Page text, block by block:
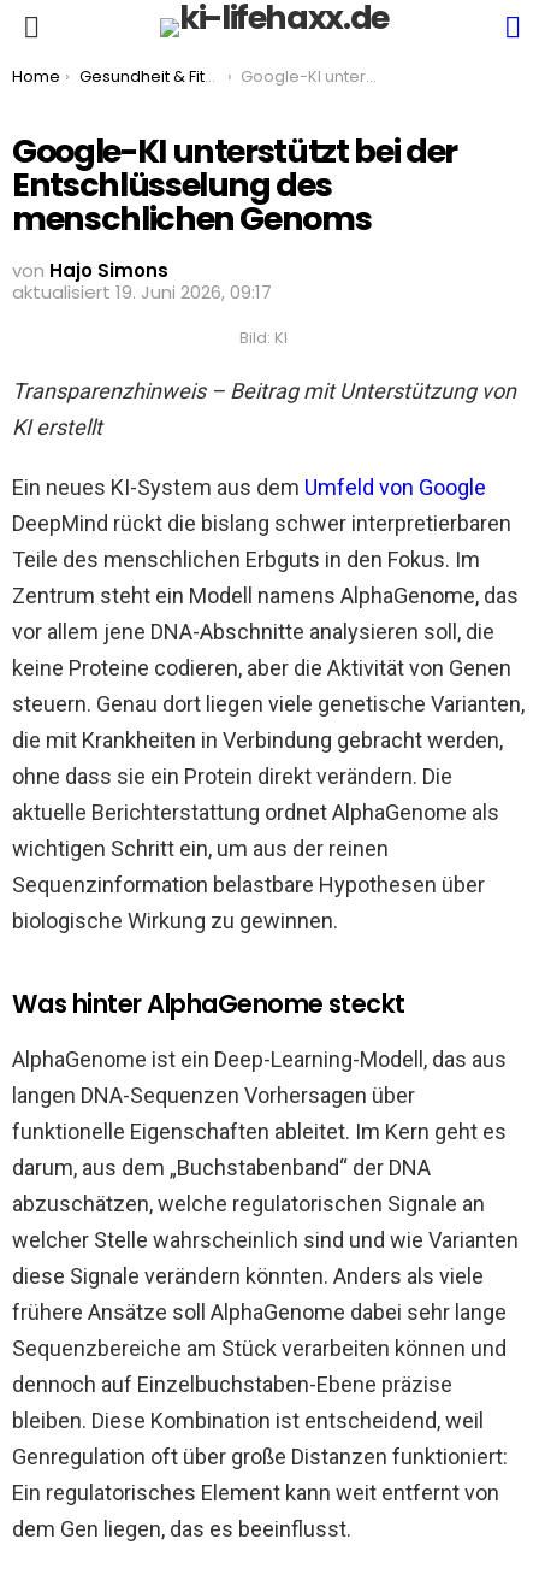
You are here:
Home Gesundheit & Fitness Google-KI unterstützt bei der Entschlüsselung des menschlichen Genoms
Google-KI unterstützt bei der
Entschlüsselung des
menschlichen Genoms
von Hajo Simons
aktualisiert 19. Juni 2026, 09:17
Bild: KI
Transparenzhinweis – Beitrag mit Unterstützung von
KI erstellt
Ein neues KI-System aus dem Umfeld von Google
DeepMind rückt die bislang schwer interpretierbaren
Teile des menschlichen Erbguts in den Fokus. Im
Zentrum steht ein Modell namens AlphaGenome, das
vor allem jene DNA-Abschnitte analysieren soll, die
keine Proteine codieren, aber die Aktivität von Genen
steuern. Genau dort liegen viele genetische Varianten,
die mit Krankheiten in Verbindung gebracht werden,
ohne dass sie ein Protein direkt verändern. Die
aktuelle Berichterstattung ordnet AlphaGenome als
wichtigen Schritt ein, um aus der reinen
Sequenzinformation belastbare Hypothesen über
biologische Wirkung zu gewinnen.
Was hinter AlphaGenome steckt
AlphaGenome ist ein Deep-Learning-Modell, das aus
langen DNA-Sequenzen Vorhersagen über
funktionelle Eigenschaften ableitet. Im Kern geht es
darum, aus dem „Buchstabenband“ der DNA
abzuschätzen, welche regulatorischen Signale an
welcher Stelle wahrscheinlich sind und wie Varianten
diese Signale verändern könnten. Anders als viele
frühere Ansätze soll AlphaGenome dabei sehr lange
Sequenzbereiche am Stück verarbeiten können und
dennoch auf Einzelbuchstaben-Ebene präzise
bleiben. Diese Kombination ist entscheidend, weil
Genregulation oft über große Distanzen funktioniert:
Ein regulatorisches Element kann weit entfernt von
dem Gen liegen, das es beeinflusst.